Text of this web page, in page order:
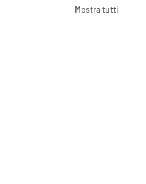
Mostra tutti